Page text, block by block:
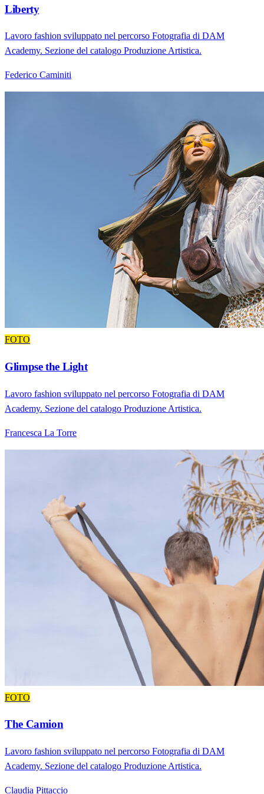
Liberty
Lavoro fashion sviluppato nel percorso Fotografia di DAM
Academy. Sezione del catalogo Produzione Artistica.
Federico Caminiti
FOTO
Glimpse the Light
Lavoro fashion sviluppato nel percorso Fotografia di DAM
Academy. Sezione del catalogo Produzione Artistica.
Francesca La Torre
FOTO
The Camion
Lavoro fashion sviluppato nel percorso Fotografia di DAM
Academy. Sezione del catalogo Produzione Artistica.
Claudia Pittaccio